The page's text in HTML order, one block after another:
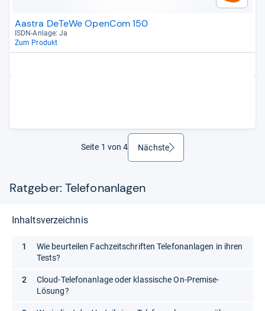
Aastra DeTeWe OpenCom 150
ISDN-​Anlage: Ja
Zum Produkt
Seite 1 von 4 Nächsteweiter
Ratgeber: Telefonanlagen
Inhaltsverzeichnis
Wie beurteilen Fachzeitschriften Telefonanlagen in ihren
Tests?
Cloud-Telefonanlage oder klassische On-Premise-
Lösung?